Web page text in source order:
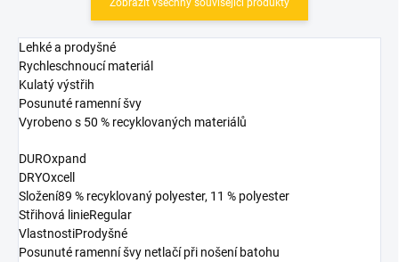
Zobrazit všechny související produkty
Lehké a prodyšné
Rychleschnoucí materiál
Kulatý výstřih
Posunuté ramenní švy
Vyrobeno s 50 % recyklovaných materiálů
DUROxpand
DRYOxcell
Složení89 % recyklovaný polyester, 11 % polyester
Střihová linieRegular
VlastnostiProdyšné
Posunuté ramenní švy netlačí při nošení batohu